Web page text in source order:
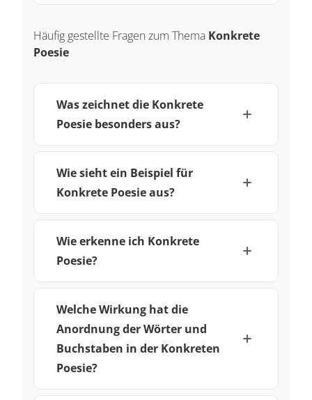
Häufig gestellte Fragen zum Thema Konkrete
Poesie
Was zeichnet die Konkrete
Poesie besonders aus?
Wie sieht ein Beispiel für
Konkrete Poesie aus?
Wie erkenne ich Konkrete
Poesie?
Welche Wirkung hat die
Anordnung der Wörter und
Buchstaben in der Konkreten
Poesie?